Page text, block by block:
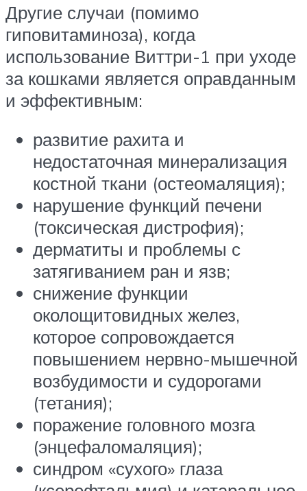
Другие случаи (помимо
гиповитаминоза), когда
использование Виттри-1 при уходе
за кошками является оправданным
и эффективным:
развитие рахита и
недостаточная минерализация
костной ткани (остеомаляция);
нарушение функций печени
(токсическая дистрофия);
дерматиты и проблемы с
затягиванием ран и язв;
снижение функции
околощитовидных желез,
которое сопровождается
повышением нервно-мышечной
возбудимости и судорогами
(тетания);
поражение головного мозга
(энцефаломаляция);
синдром «сухого» глаза